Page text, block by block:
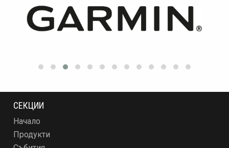
СЕКЦИИ
Начало
Продукти